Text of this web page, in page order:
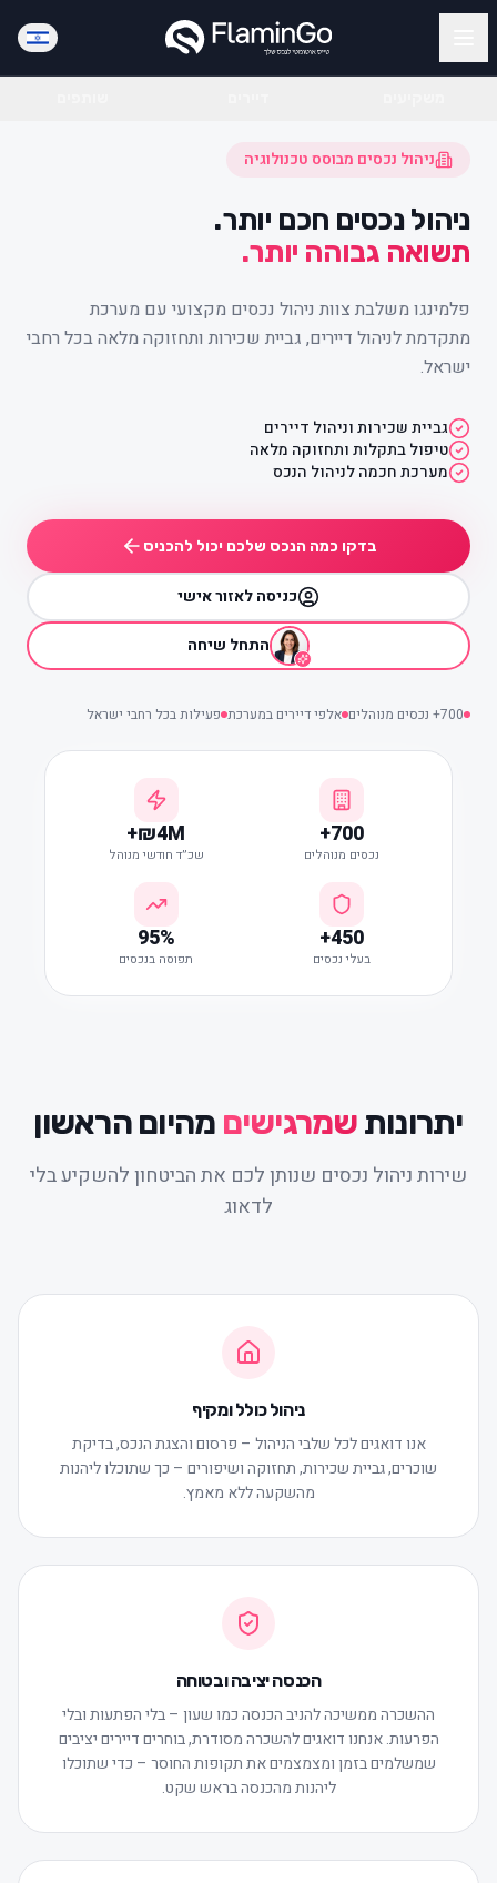
ניהול נכסים מבוסס טכנולוגיה
ניהול נכסים חכם יותר.
תשואה גבוהה יותר.
פלמינגו משלבת צוות ניהול נכסים מקצועי עם מערכת
מתקדמת לניהול דיירים, גביית שכירות ותחזוקה מלאה בכל רחבי
ישראל.
גביית שכירות וניהול דיירים
טיפול בתקלות ותחזוקה מלאה
מערכת חכמה לניהול הנכס
בדקו כמה הנכס שלכם יכול להכניס
כניסה לאזור אישי
התחל שיחה
700+ נכסים מנוהלים אלפי דיירים במערכת פעילות בכל רחבי ישראל
700+
נכסים מנוהלים
₪4M+
שכ״ד חודשי מנוהל
450+
בעלי נכסים
95%
תפוסה בנכסים
יתרונותשמרגישים מהיום הראשון
שירות ניהול נכסים שנותן לכם את הביטחון להשקיע בלי
לדאוג
ניהול כולל ומקיף
אנו דואגים לכל שלבי הניהול – פרסום והצגת הנכס, בדיקת
שוכרים, גביית שכירות, תחזוקה ושיפורים – כך שתוכלו ליהנות
מהשקעה ללא מאמץ.
הכנסה יציבה ובטוחה
ההשכרה ממשיכה להניב הכנסה כמו שעון – בלי הפתעות ובלי
הפרעות. אנחנו דואגים להשכרה מסודרת, בוחרים דיירים יציבים
שמשלמים בזמן ומצמצמים את תקופות החוסר – כדי שתוכלו
ליהנות מהכנסה בראש שקט.